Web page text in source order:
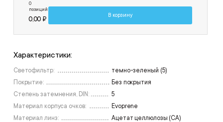
0
позиций
0,00 ₽
В корзину
Характеристики:
Светофильтр:
темно-зеленый (5)
Покрытие:
Без покрытия
Степень затемнения, DIN:
5
Материал корпуса очков:
Evoprene
Материал линз:
Ацетат целлюлозы (СА)